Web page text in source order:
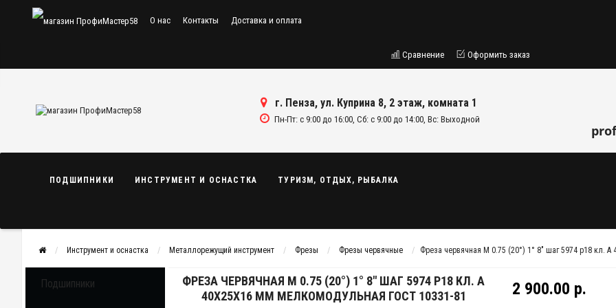
О нас Контакты Доставка и оплата
Сравнение Оформить заказ
г. Пенза, ул. Куприна 8, 2 этаж, комната 1
Пн-Пт: с 9:00 до 16:00, Сб: с 9:00 до 14:00, Вс: Выходной
ПОДШИПНИКИ ИНСТРУМЕНТ И ОСНАСТКА ТУРИЗМ, ОТДЫХ, РЫБАЛКА
Инструмент и оснастка Металлорежущий инструмент Фрезы Фрезы червячные Фреза червячная М 0.75 (20°) 1° 8" шаг 5974 р18 кл.
Подшипники
ФРЕЗА ЧЕРВЯЧНАЯ М 0.75 (20°) 1° 8" ШАГ 5974 Р18 КЛ. А
40Х25Х16 ММ МЕЛКОМОДУЛЬНАЯ ГОСТ 10331-81
2 900.00 р.